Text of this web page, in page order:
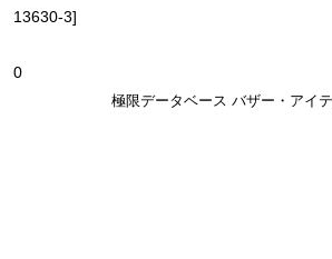
13630-3]
0
極限データベース バザー・アイ